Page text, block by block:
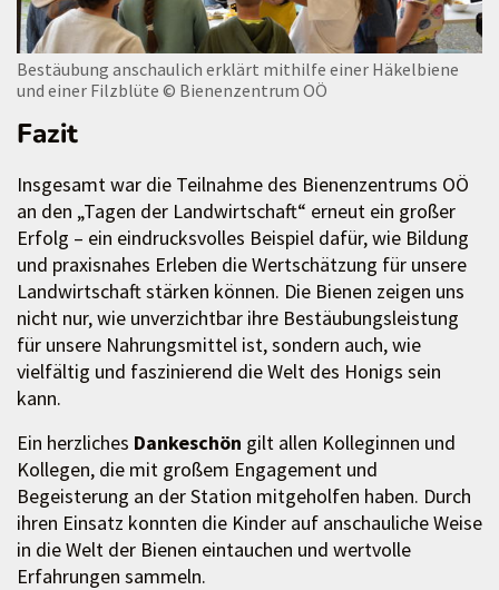
Bestäubung anschaulich erklärt mithilfe einer Häkelbiene
und einer Filzblüte © Bienenzentrum OÖ
Fazit
Insgesamt war die Teilnahme des Bienenzentrums OÖ
an den „Tagen der Landwirtschaft“ erneut ein großer
Erfolg – ein eindrucksvolles Beispiel dafür, wie Bildung
und praxisnahes Erleben die Wertschätzung für unsere
Landwirtschaft stärken können. Die Bienen zeigen uns
nicht nur, wie unverzichtbar ihre Bestäubungsleistung
für unsere Nahrungsmittel ist, sondern auch, wie
vielfältig und faszinierend die Welt des Honigs sein
kann.
Ein herzliches Dankeschön gilt allen Kolleginnen und
Kollegen, die mit großem Engagement und
Begeisterung an der Station mitgeholfen haben. Durch
ihren Einsatz konnten die Kinder auf anschauliche Weise
in die Welt der Bienen eintauchen und wertvolle
Erfahrungen sammeln.